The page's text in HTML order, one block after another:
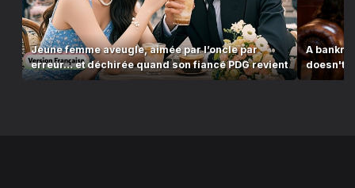
Jeune femme aveugle, aimée par l’oncle par
erreur… et déchirée quand son fiancé PDG revient
A
doesn't
love...